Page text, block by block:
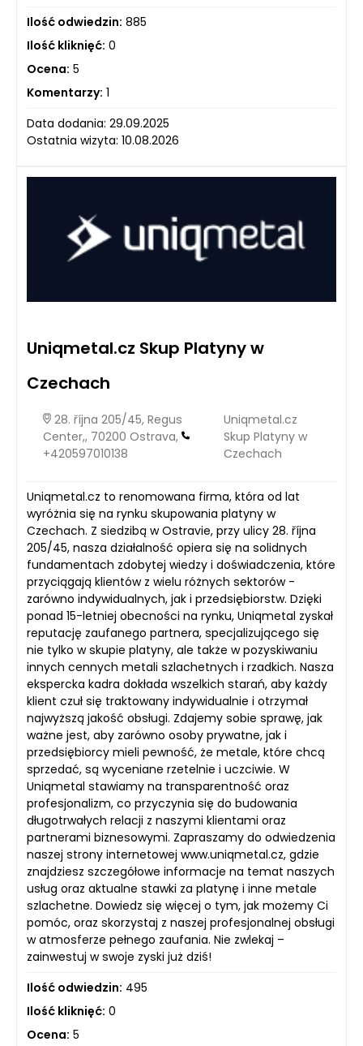
Ilość odwiedzin: 885
Ilość kliknięć: 0
Ocena: 5
Komentarzy: 1
Data dodania: 29.09.2025
Ostatnia wizyta: 10.08.2026
Uniqmetal.cz Skup Platyny w
Czechach
28. října 205/45, Regus
Center,, 70200 Ostrava,
+420597010138
Uniqmetal.cz
Skup Platyny w
Czechach
Uniqmetal.cz to renomowana firma, która od lat
wyróżnia się na rynku skupowania platyny w
Czechach. Z siedzibą w Ostravie, przy ulicy 28. října
205/45, nasza działalność opiera się na solidnych
fundamentach zdobytej wiedzy i doświadczenia, które
przyciągają klientów z wielu różnych sektorów -
zarówno indywidualnych, jak i przedsiębiorstw. Dzięki
ponad 15-letniej obecności na rynku, Uniqmetal zyskał
reputację zaufanego partnera, specjalizującego się
nie tylko w skupie platyny, ale także w pozyskiwaniu
innych cennych metali szlachetnych i rzadkich. Nasza
ekspercka kadra dokłada wszelkich starań, aby każdy
klient czuł się traktowany indywidualnie i otrzymał
najwyższą jakość obsługi. Zdajemy sobie sprawę, jak
ważne jest, aby zarówno osoby prywatne, jak i
przedsiębiorcy mieli pewność, że metale, które chcą
sprzedać, są wyceniane rzetelnie i uczciwie. W
Uniqmetal stawiamy na transparentność oraz
profesjonalizm, co przyczynia się do budowania
długotrwałych relacji z naszymi klientami oraz
partnerami biznesowymi. Zapraszamy do odwiedzenia
naszej strony internetowej www.uniqmetal.cz, gdzie
znajdziesz szczegółowe informacje na temat naszych
usług oraz aktualne stawki za platynę i inne metale
szlachetne. Dowiedz się więcej o tym, jak możemy Ci
pomóc, oraz skorzystaj z naszej profesjonalnej obsługi
w atmosferze pełnego zaufania. Nie zwlekaj –
zainwestuj w swoje zyski już dziś!
Ilość odwiedzin: 495
Ilość kliknięć: 0
Ocena: 5